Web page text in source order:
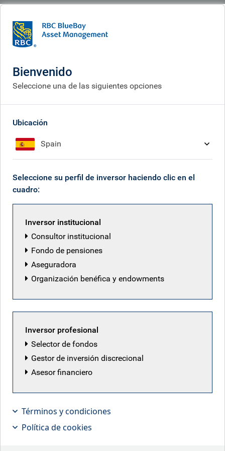
What we do
BlueBay Leveraged
Vista general Gestores de fondos
Objective
The Fund's objective is to achieve returns of cash plus 4-5%
on an annual basis, primarily by investing in senior secured
loans and corporate debt of companies that are rated
below investment grade.
sostenibilidad
Riesgos específicos del fondo
Bienvenido
Seleccione una de las siguientes opciones
Ubicación
Spain
Seleccione su perfil de inversor haciendo clic en el
cuadro:
Inversor institucional
Consultor institucional
Fondo de pensiones
Aseguradora
Organización benéfica y endowments
Inversor profesional
Selector de fondos
Gestor de inversión discrecional
Asesor financiero
Términos y condiciones
Política de cookies